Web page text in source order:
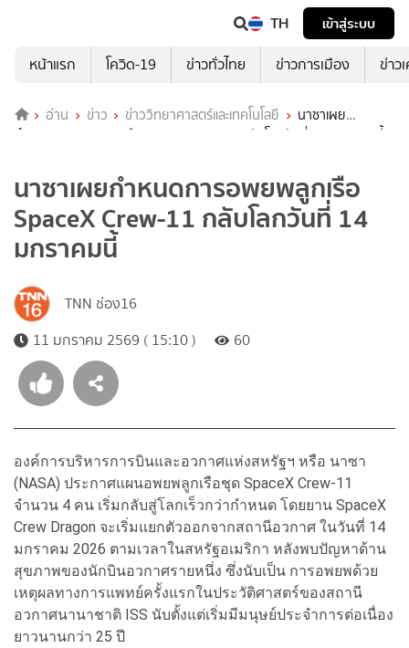
TH
เข้าสู่ระบบ
หน้าแรก
โควิด-19 ข่าวทั่วไทย ข่าวการเมือง ข่าว
อ่าน ข่าว ข่าววิทยาศาสตร์และเทคโนโลยี
นาซาเผย
กำหนดการอพยพลูกเรือ SpaceX Crew-11 กลับโลกวันที่ 14 มกราคมนี้
นาซาเผยกำหนดการอพยพลูกเรือ
SpaceX Crew-11 กลับโลกวันที่ 14
มกราคมนี้
TNN ช่อง16
11 มกราคม 2569 ( 15:10 )
60
องค์การบริหารการบินและอวกาศแห่งสหรัฐฯ หรือ นาซา
(NASA) ประกาศแผนอพยพลูกเรือชุด SpaceX Crew-11
จำนวน 4 คน เริ่มกลับสู่โลกเร็วกว่ากำหนด โดยยาน SpaceX
Crew Dragon จะเริ่มแยกตัวออกจากสถานีอวกาศ ในวันที่ 14
มกราคม 2026 ตามเวลาในสหรัฐอเมริกา หลังพบปัญหาด้าน
สุขภาพของนักบินอวกาศรายหนึ่ง ซึ่งนับเป็น การอพยพด้วย
เหตุผลทางการแพทย์ครั้งแรกในประวัติศาสตร์ของสถานี
อวกาศนานาชาติ ISS นับตั้งแต่เริ่มมีมนุษย์ประจำการต่อเนื่อง
ยาวนานกว่า 25 ปี